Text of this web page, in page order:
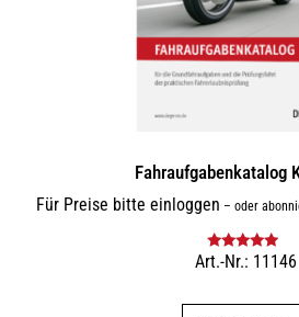
Fahraufgabenkatalog
Für Preise bitte einloggen – oder
Bewertet mit
Art.-Nr.: 11146